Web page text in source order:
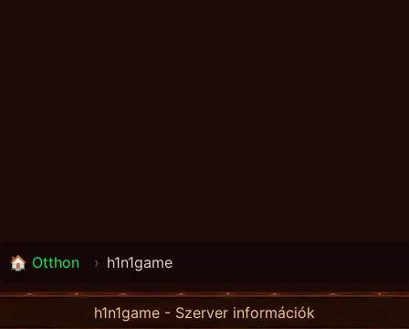
🏠 Otthon › h1n1game
h1n1game - Szerver információk